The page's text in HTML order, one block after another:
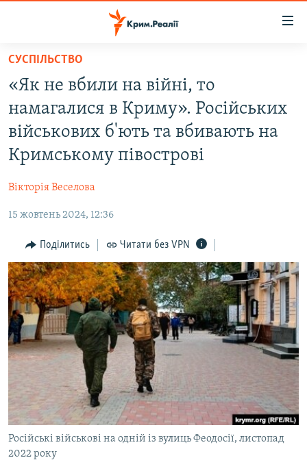
Перейти
основного
матеріалу
Перейти
до
основної
Перейти
до
ВІДЕО ТА ФОТО
ПОЛІТИКА
ПОГЛЯД
ІНТЕРВ'Ю
ВСЕ ЗА ДЕНЬ
СПЕЦПРОЕКТИ
ДЕПОРТАЦІЯ
ВІДЕОУРОКИ «ELIFBE»
СВІДЧЕННЯ ОКУПАЦІЇ
УКРАЇНСЬКА ПРОБЛЕМА КРИМУ
ІНФОГРАФІКА
ЯК ОБІЙТИ БЛОКУВАННЯ
Русский
Qırımtatar
ДОЛУЧАЙСЯ!
Усі сайти RFE/RL
СУСПІЛЬСТВО
«Як не вбили на війні, то
намагалися в Криму». Російських
військових б'ють та вбивають на
Кримському півострові
Вікторія Веселова
15 жовтень 2024, 12:36
Поділитись Читати без VPN
Російські військові на одній із вулиць Феодосії, листопад
2022 року